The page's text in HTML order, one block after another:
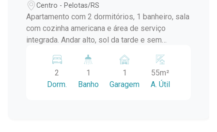
Centro - Pelotas/RS
Apartamento com 2 dormitórios, 1 banheiro, sala
com cozinha americana e área de serviço
integrada. Andar alto, sol da tarde e sem
Destaque para os móveis de excelente
qualidade e piso laminado em todo o imóvel.
Localizado entre a Av. Dom Joaquim e Av.
2
Dorm.
1
Banho
1
Garagem
55m²
A. Útil